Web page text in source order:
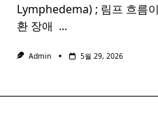
Lymphedema) ; 림프 흐름
환 장애 ​ ...
Admin 5월 29, 2026